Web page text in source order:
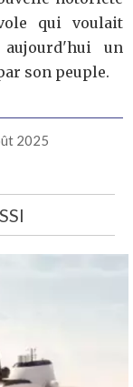
qui voulait
un
son peuple.
2025